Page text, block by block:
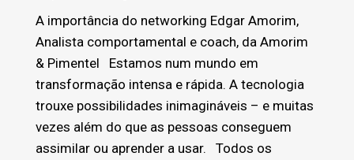
A importância do networking Edgar Amorim,
Analista comportamental e coach, da Amorim
& Pimentel Estamos num mundo em
transformação intensa e rápida. A tecnologia
trouxe possibilidades inimagináveis – e muitas
vezes além do que as pessoas conseguem
assimilar ou aprender a usar. Todos os